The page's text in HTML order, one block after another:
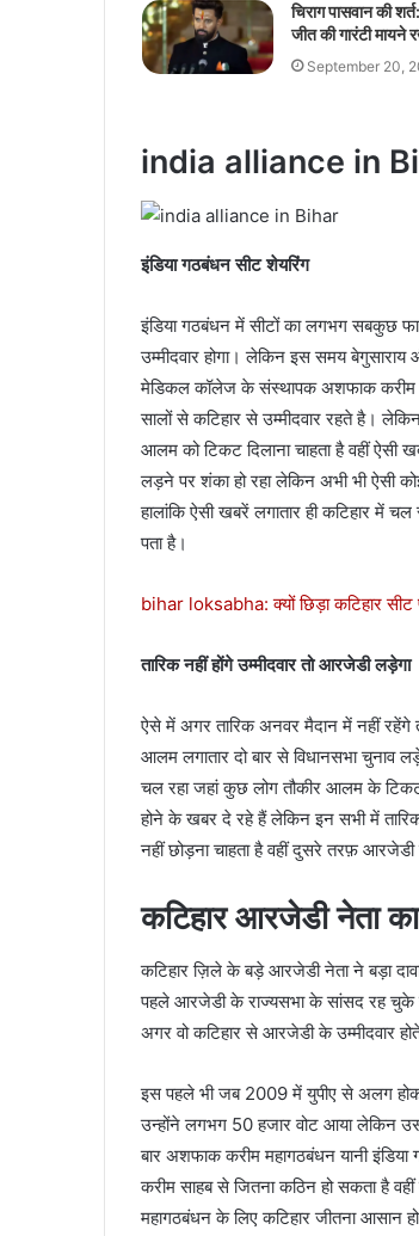
चिराग पासवान की
जीत की गारंटी मायने
September 20,
india alliance in
इंडिया गठबंधन सीट शेयरिंग
इंडिया गठबंधन में सीटों का लगभग सबकुछ
उम्मीदवार होगा। लेकिन इस समय
मेडिकल कॉलेज के संस्थापक अशफाक करीम
सालों से कटिहार से उम्मीदवार रहते है।
आलम को टिकट दिलाना चाहता है वहीं
लड़ने पर शंका हो रहा लेकिन अभी भी ऐसी
हालांकि ऐसी खबरें लगातार ही कटिहार में
पता है।
bihar loksabha: क्यों छिड़ा कटिहार
तारिक नहीं होंगे उम्मीदवार तो आरजेडी लड़ेगा
ऐसे में अगर तारिक अनवर मैदान में नहीं रहेंगे
आलम लगातार दो बार से विधानसभा चुनाव
चल रहा जहां कुछ लोग तौकीर आलम के
होने के खबर दे रहे हैं लेकिन इन सभी में
नहीं छोड़ना चाहता है वहीं दुसरे तरफ़
कटिहार आरजेडी नेता का
कटिहार ज़िले के बड़े आरजेडी नेता ने बड़ा
पहले आरजेडी के राज्यसभा के सांसद रह चुके
अगर वो कटिहार से आरजेडी के उम्मीदवार
इस पहले भी जब 2009 में युपीए से अलग
उन्होंने लगभग 50 हजार वोट आया लेकिन
बार अशफाक करीम महागठबंधन यानी
करीम साहब से जितना कठिन हो सकता है
महागठबंधन के लिए कटिहार जीतना आसान